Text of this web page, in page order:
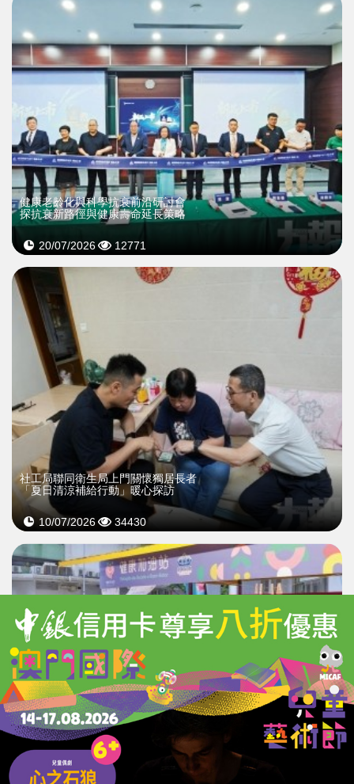
健康老齡化與科學抗衰前沿研討會
探抗衰新路徑與健康壽命延長策略
20/07/2026 12771
社工局聯同衛生局上門關懷獨居長者
「夏日清涼補給行動」暖心探訪
10/07/2026 34430
文、體、衛共推「健康加油站」
半年累計逾6.8萬人次參與